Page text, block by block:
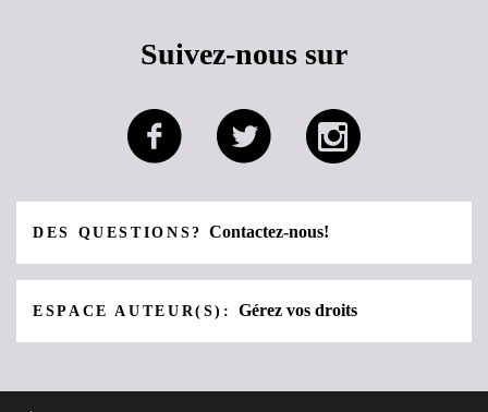
Suivez-nous sur
DES QUESTIONS?Contactez-nous!
ESPACE AUTEUR(S):Gérez vos droits